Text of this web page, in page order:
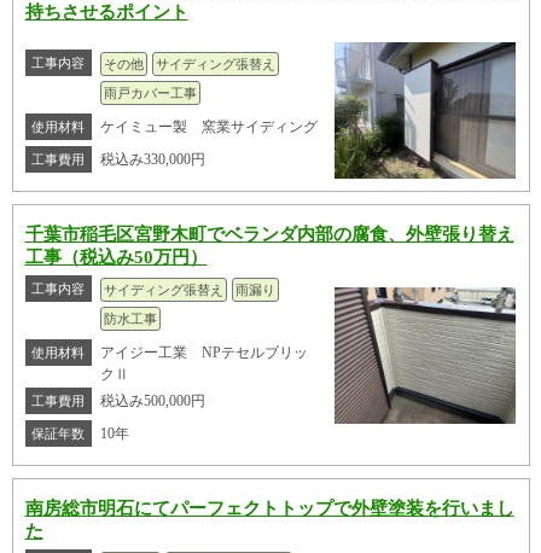
持ちさせるポイント
工事内容 その他
サイディング張替え
雨戸カバー工事
使用材料 ケイミュー製 窯業サイディング
工事費用 税込み330,000円
千葉市稲毛区宮野木町でベランダ内部の腐食、外壁張り替え
工事（税込み50万円）
工事内容 サイディング張替え
雨漏り
防水工事
使用材料
アイジー工業 NPテセルブリッ
クⅡ
工事費用 税込み500,000円
保証年数 10年
南房総市明石にてパーフェクトトップで外壁塗装を行いまし
た